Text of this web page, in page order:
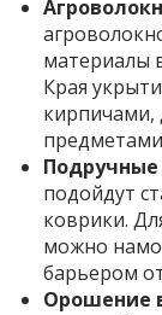
материалы
Края
кирпичами,
подойдут
коврики.
можно
барьером
Орошение